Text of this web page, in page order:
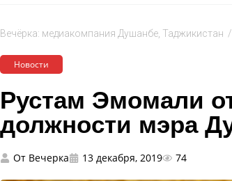
Вечёрка: медиакомпания Душанбе, Таджикистан /
Новости
Рустам Эмомали
должности мэра
От Вечерка 13 декабря, 2019 74